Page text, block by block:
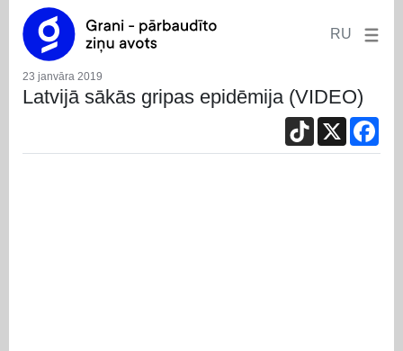
RU
23 janvāra 2019
Latvijā sākās gripas epidēmija (VIDEO)
TikTok
X